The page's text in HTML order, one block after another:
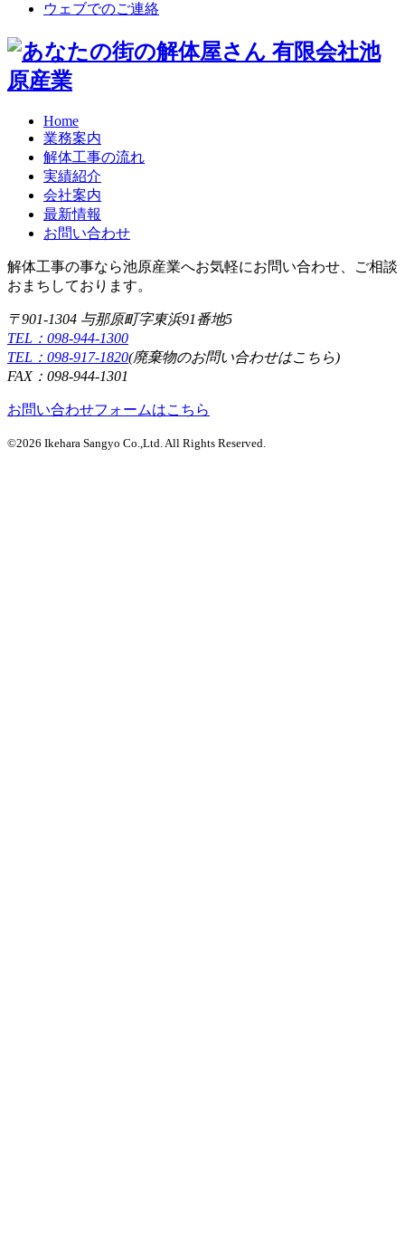
ウェブでのご連絡
Home
業務案内
解体工事の流れ
実績紹介
会社案内
最新情報
お問い合わせ
解体工事の事なら池原産業へお気軽にお問い合わせ、ご相談
おまちしております。
〒901-1304 与那原町字東浜91番地5
TEL：098-944-1300
TEL：098-917-1820(廃棄物のお問い合わせはこちら)
FAX：098-944-1301
お問い合わせフォームはこちら
©2026 Ikehara Sangyo Co.,Ltd. All Rights Reserved.